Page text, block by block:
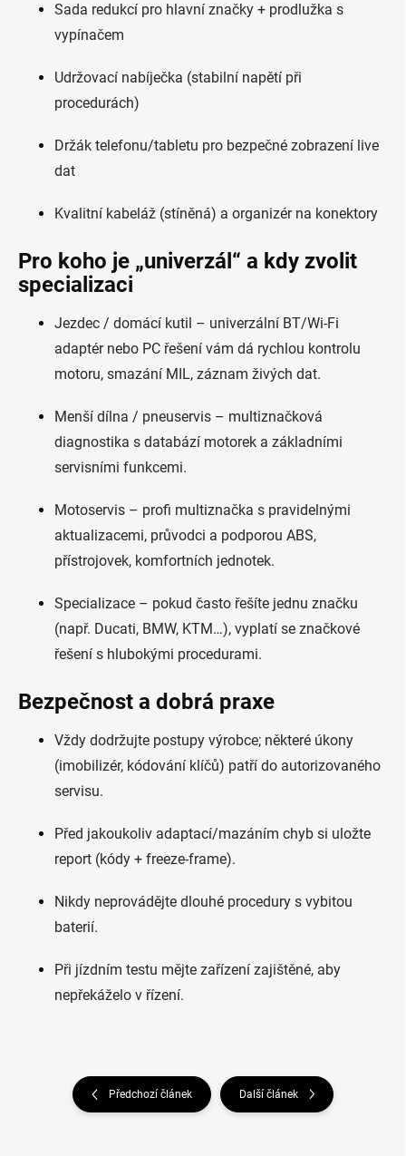
Sada redukcí pro hlavní značky + prodlužka s
vypínačem
Udržovací nabíječka (stabilní napětí při
procedurách)
Držák telefonu/tabletu pro bezpečné zobrazení live
dat
Kvalitní kabeláž (stíněná) a organizér na konektory
Pro koho je „univerzál“ a kdy zvolit
specializaci
Jezdec / domácí kutil – univerzální BT/Wi-Fi
adaptér nebo PC řešení vám dá rychlou kontrolu
motoru, smazání MIL, záznam živých dat.
Menší dílna / pneuservis – multiznačková
diagnostika s databází motorek a základními
servisními funkcemi.
Motoservis – profi multiznačka s pravidelnými
aktualizacemi, průvodci a podporou ABS,
přístrojovek, komfortních jednotek.
Specializace – pokud často řešíte jednu značku
(např. Ducati, BMW, KTM…), vyplatí se značkové
řešení s hlubokými procedurami.
Bezpečnost a dobrá praxe
Vždy dodržujte postupy výrobce; některé úkony
(imobilizér, kódování klíčů) patří do autorizovaného
servisu.
Před jakoukoliv adaptací/mazáním chyb si uložte
report (kódy + freeze-frame).
Nikdy neprovádějte dlouhé procedury s vybitou
baterií.
Při jízdním testu mějte zařízení zajištěné, aby
nepřekáželo v řízení.
Předchozí článek Další článek